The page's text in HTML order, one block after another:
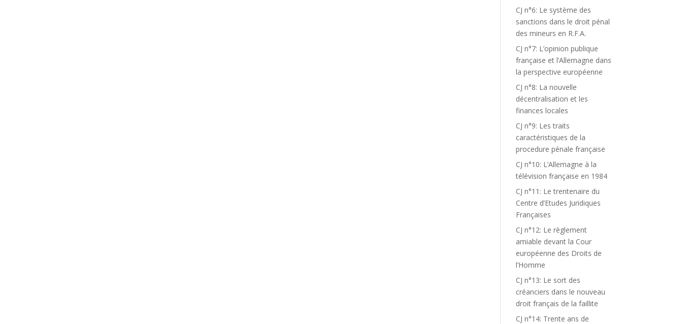
CJ n°6: Le système des
sanctions dans le droit pénal
des mineurs en R.F.A.
CJ n°7: L’opinion publique
française et l’Allemagne dans
la perspective européenne
CJ n°8: La nouvelle
décentralisation et les
finances locales
CJ n°9: Les traits
caractéristiques de la
procedure pénale française
CJ n°10: L’Allemagne à la
télévision française en 1984
CJ n°11: Le trentenaire du
Centre d’Etudes Juridiques
Françaises
CJ n°12: Le règlement
amiable devant la Cour
européenne des Droits de
l’Homme
CJ n°13: Le sort des
créanciers dans le nouveau
droit français de la faillite
CJ n°14: Trente ans de